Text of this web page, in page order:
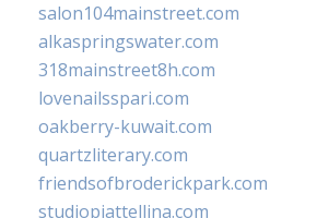
salon104mainstreet.com
alkaspringswater.com
318mainstreet8h.com
lovenailsspari.com
oakberry-kuwait.com
quartzliterary.com
friendsofbroderickpark.com
studiopiattellina.com